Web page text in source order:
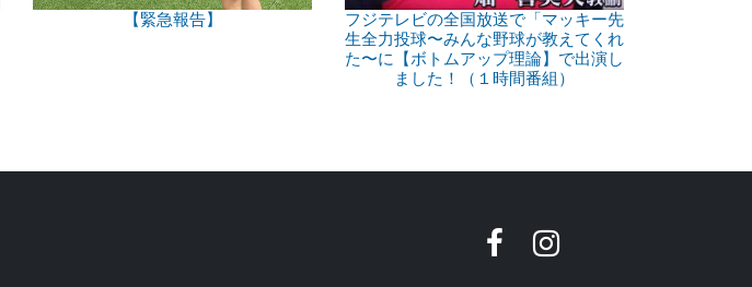
【緊急報告】
フジテレビの全国放送で「マッキー先
生全力投球〜みんな野球が教えてくれ
た〜に【ボトムアップ理論】で出演し
ました！（１時間番組）